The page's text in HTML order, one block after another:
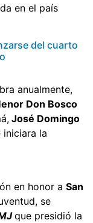
en el país
del cuarto
anualmente,
Don Bosco
José Domingo
iniciara la
en honor a San
se
que presidió la